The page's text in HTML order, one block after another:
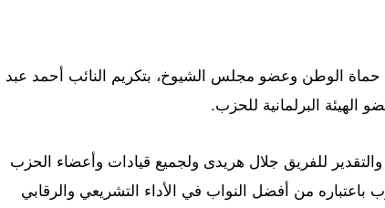
الوطن وعضو مجلس الشيوخ، بتكريم النائب أحمد عبد
البرلمانية للحزب.
للفريق جلال هريدى ولجميع قيادات وأعضاء الحزب
باعتباره من أفضل النواب في الأداء التشريعي والرقابي